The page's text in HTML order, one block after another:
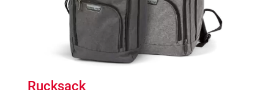
Rucksack